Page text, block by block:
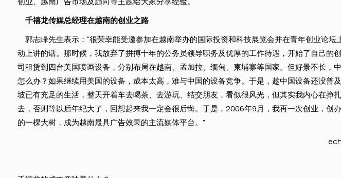
千禧龙传媒总经理在越南的创业之路
郭志峰先生表示：“很荣幸能受邀参加在越南举办的国际投资和科技展览会并在青年创业论
动上讲的话。那时候，我放弃了拼搏十年的公务员领导职务及优厚的工作待遇，开始了自己
司租赁到四台美国喷画设备，分别布局在越南、孟加拉、缅甸、柬埔寨等国家。但好景不长
怎么办？如果继续用美国的设备，成本太高，难与中国的设备竞争。于是，趁中国设备还没
坡已有充足的生活，整天开着车去喝茶、去游玩、结交朋友，看似很风光，但其实我内心在
去，否则等以后年纪大了，回想起来我一定会很后悔。于是，2006年9月，我再一次创业，
的一棵大树，成为越南最具广告效果的主流媒体平台。”